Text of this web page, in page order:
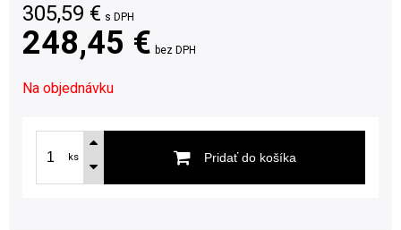
305,59 € s DPH
248,45 € bez DPH
Na objednávku
ks Pridať do košíka